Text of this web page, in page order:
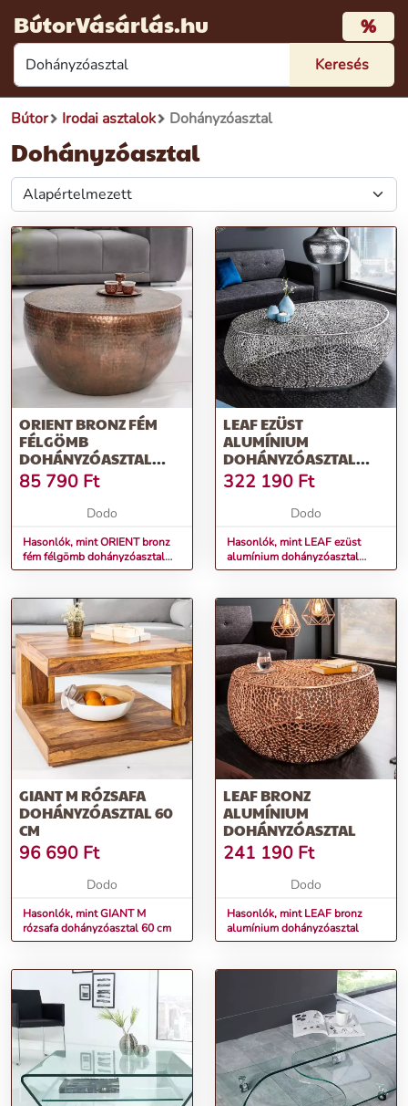
BútorVásárlás.hu %
Bútor Irodai asztalok Dohányzóasztal
Dohányzóasztal
ORIENT BRONZ FÉM
FÉLGÖMB
DOHÁNYZÓASZTAL
60X60X30
85 790 Ft
Dodo
Hasonlók, mint ORIENT bronz
fém félgömb dohányzóasztal
60x60x30
LEAF EZÜST
ALUMÍNIUM
DOHÁNYZÓASZTAL
120CM
322 190 Ft
Dodo
Hasonlók, mint LEAF ezüst
alumínium dohányzóasztal
120cm
GIANT M RÓZSAFA
DOHÁNYZÓASZTAL 60
CM
96 690 Ft
Dodo
Hasonlók, mint GIANT M
rózsafa dohányzóasztal 60 cm
LEAF BRONZ
ALUMÍNIUM
DOHÁNYZÓASZTAL
241 190 Ft
Dodo
Hasonlók, mint LEAF bronz
alumínium dohányzóasztal